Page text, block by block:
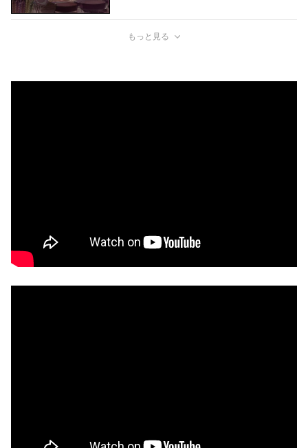
もっと見る